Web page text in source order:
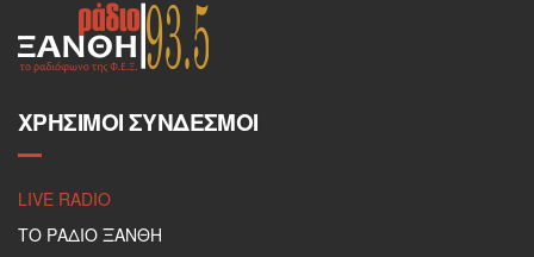
ΧΡΉΣΙΜΟΙ ΣΎΝΔΕΣΜΟΙ
LIVE RADIO
ΤΟ ΡΑΔΙΟ ΞΑΝΘΗ